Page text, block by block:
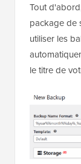
Tout
package de
utiliser les
le titre de